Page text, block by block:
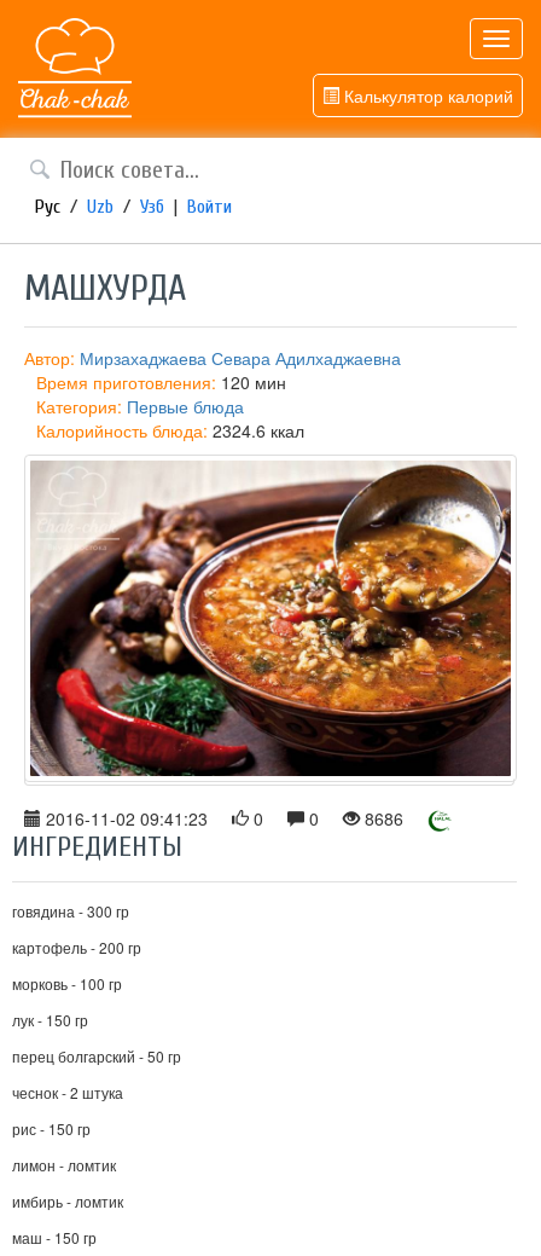
Калькулятор калорий
Рус / Uzb / Узб | Войти
МАШХУРДА
Автор: Мирзахаджаева Севара Адилхаджаевна
Время приготовления: 120 мин
Категория: Первые блюда
Калорийность блюда: 2324.6 ккал
2016-11-02 09:41:23 0 0 8686
ИНГРЕДИЕНТЫ
говядина - 300 гр
картофель - 200 гр
морковь - 100 гр
лук - 150 гр
перец болгарский - 50 гр
чеснок - 2 штука
рис - 150 гр
лимон - ломтик
имбирь - ломтик
маш - 150 гр